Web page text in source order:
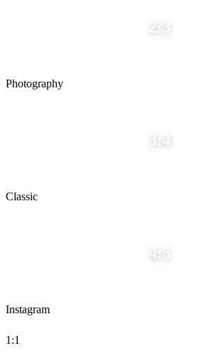
2:3
Photography
3:4
Classic
4:5
Instagram
1:1